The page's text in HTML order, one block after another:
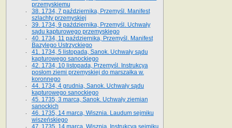
przemyskiemu
38. 1734, 7 października, Przemyśl. Manifest
szlachty przemyskiej
39. 1734, 9 października, Przemyśl. Uchwały
sądu kapturowego przemyskiego
40. 1734, 11 października, Przemyśl. Manifest
Bazylego Ustrzyckiego
41. 1734, 5 listopada, Sanok. Uchwały sądu
kapturowego sanockiego
42. 1734, 10 listopada, Przemyśl. Instrukcya
posłom ziemi przemyskiej do marszałka w.
koronnego
44. 1734, 4 grudnia, Sanok. Uchwały sądu
kapturowego sanockiego
45. 1735, 3 marca, Sanok. Uchwały ziemian
sanockich
46. 1735, 14 marca, Wisznia. Laudum sejmiku
wiszeńskiego
47. 1735, 14 marca, Wisznia. Instrukcya sejmiku